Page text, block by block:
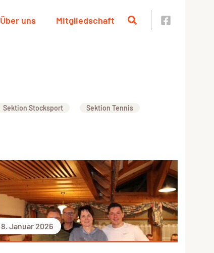
Über uns Mitgliedschaft
Sektion Stocksport
Sektion Tennis
8. Januar 2026